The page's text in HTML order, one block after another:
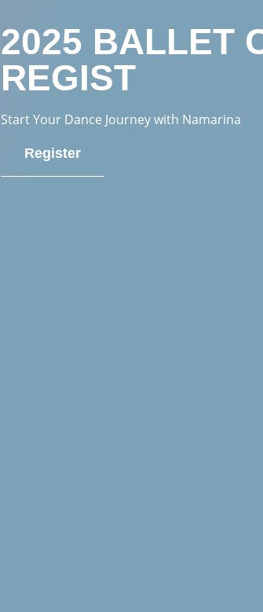
2025 BALLET
REGIST
Start Your Dance Journey with Namarina
Register